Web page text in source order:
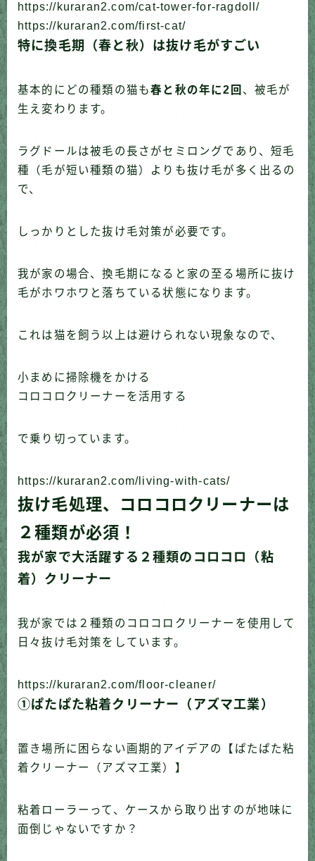
https://kuraran2.com/cat-tower-for-ragdoll/
https://kuraran2.com/first-cat/
特に換毛期（春と秋）は抜け毛がすごい
基本的にどの種類の猫も春と秋の年に2回 、被毛が
生え変わります。
ラグドールは被毛の長さがセミロングであり、短毛
種（毛が短い種類の猫）よりも抜け毛が多く出るの
で、
しっかりとした抜け毛対策が必要です。
我が家の場合、換毛期になると家の至る場所に抜け
毛がホワホワと落ちている状態になります。
これは猫を飼う以上は避けられない現象なので、
小まめに掃除機をかける
コロコロクリーナーを活用する
で乗り切っています。
https://kuraran2.com/living-with-cats/
抜け毛処理、コロコロクリーナーは
２種類が必須！
我が家で大活躍する２種類のコロコロ（粘
着）クリーナー
我が家では２種類のコロコロクリーナーを使用して
日々抜け毛対策をしています。
https://kuraran2.com/floor-cleaner/
①ぱたぱた粘着クリーナー（アズマ工業）
置き場所に困らない画期的アイデアの【ぱたぱた粘
着クリーナー（アズマ工業）】
粘着ローラーって、ケースから取り出すのが地味に
面倒じゃないですか？